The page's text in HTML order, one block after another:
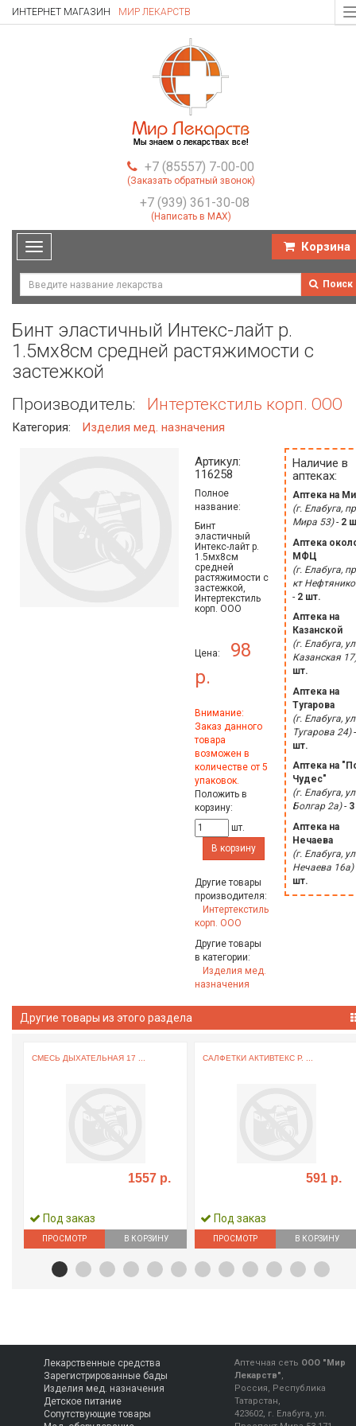
ИНТЕРНЕТ МАГАЗИН МИР ЛЕКАРСТВ
+7 (85557) 7-00-00
(Заказать обратный звонок)
+7 (939) 361-30-08
(Написать в MAX)
Toggle
navigation
Корзина
Поиск
Бинт эластичный Интекс-лайт р.
1.5мх8см средней растяжимости с
застежкой
Производитель: Интертекстиль корп. ООО
Категория: Изделия мед. назначения
Артикул:
116258
Полное
название:
Бинт
эластичный
Интекс-лайт р.
1.5мх8см
средней
растяжимости с
застежкой,
Интертекстиль
корп. ООО
Цена:
98
р.
Внимание:
Заказ данного
товара
возможен в
количестве от 5
упаковок.
Положить в
корзину:
шт.
В корзину
Другие товары
производителя:
Интертекстиль
корп. ООО
Другие товары
в категории:
Изделия мед.
назначения
Наличие в
аптеках:
Аптека на
(г. Елабуга,
Мира 53)- 2
Аптека
МФЦ
(г. Елабуга,
кт
- 2 шт.
Аптека на
Казанской
(г. Елабуга,
Казанская
шт.
Аптека на
Тугарова
(г. Елабуга,
Тугарова 24)
шт.
Аптека на
Чудес"
(г. Елабуга,
Болгар 2а)-
Аптека на
Нечаева
(г. Елабуга,
Нечаева 16а)
шт.
Другие товары из этого раздела
СМЕСЬ ДЫХАТЕЛЬНАЯ 17 ...
1557 р.
Под заказ
ПРОСМОТР В КОРЗИНУ
САЛФЕТКИ АКТИВТЕКС Р. ...
591 р.
Под заказ
ПРОСМОТР В КОРЗИНУ
Лекарственные средства
Зарегистрированные бады
Изделия мед. назначения
Детское питание
Сопутствующие товары
Аптечная сеть ООО "Мир
Лекарств",
Россия, Республика
Татарстан,
423602, г. Елабуга, ул.